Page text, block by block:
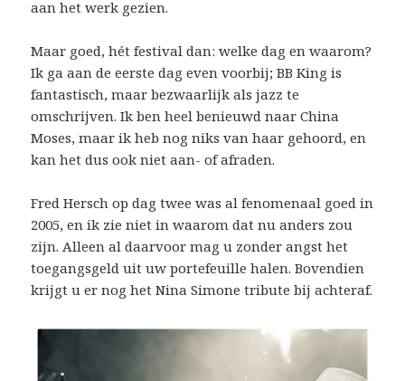
aan het werk gezien.
Maar goed, hét festival dan: welke dag en waarom?
Ik ga aan de eerste dag even voorbij; BB King is
fantastisch, maar bezwaarlijk als jazz te
omschrijven. Ik ben heel benieuwd naar China
Moses, maar ik heb nog niks van haar gehoord, en
kan het dus ook niet aan- of afraden.
Fred Hersch op dag twee was al fenomenaal goed in
2005, en ik zie niet in waarom dat nu anders zou
zijn. Alleen al daarvoor mag u zonder angst het
toegangsgeld uit uw portefeuille halen. Bovendien
krijgt u er nog het Nina Simone tribute bij achteraf.